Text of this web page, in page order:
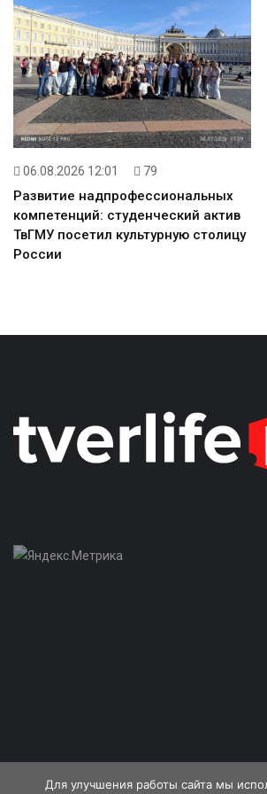
06.08.2026 12:01 79
Развитие надпрофессиональных
компетенций: студенческий актив
ТвГМУ посетил культурную столицу
России
Для улучшения работы сайта мы